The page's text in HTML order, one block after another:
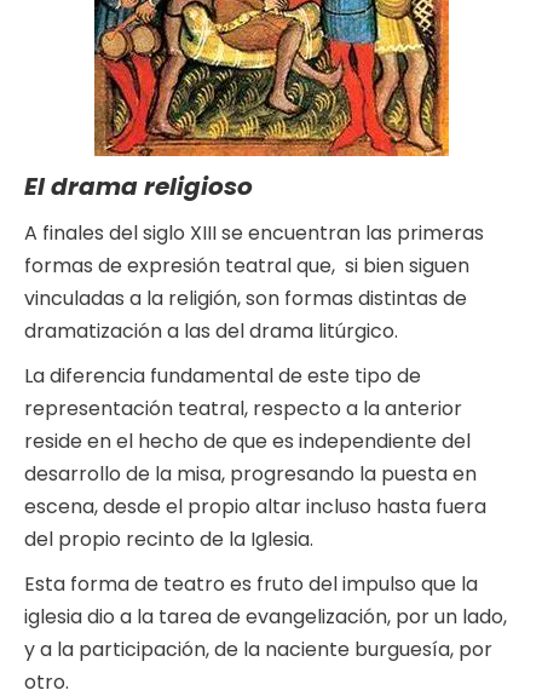
El drama religioso
A finales del siglo XIII se encuentran las primeras
formas de expresión teatral que, si bien siguen
vinculadas a la religión, son formas distintas de
dramatización a las del drama litúrgico.
La diferencia fundamental de este tipo de
representación teatral, respecto a la anterior
reside en el hecho de que es independiente del
desarrollo de la misa, progresando la puesta en
escena, desde el propio altar incluso hasta fuera
del propio recinto de la Iglesia.
Esta forma de teatro es fruto del impulso que la
iglesia dio a la tarea de evangelización, por un lado,
y a la participación, de la naciente burguesía, por
otro.